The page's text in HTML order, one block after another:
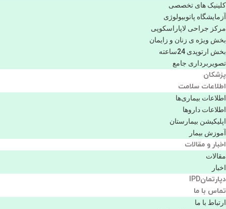
کلینیک های تخصصی
آزمایشگاه پاتوبیولوژی
مرکز جراحی لاپاراسکوپی
بخش ویژه ی زنان و زایمان
بخش ارتوپدی 24ساعته
تصویربرداری جامع
پزشكان
اطلاعات سلامت
اطلاعات بیماری‌ها
اطلاعات دارو‌ها
اپليكيشن بيمارستان
آموزش بیمار
اخبار و مقالات
مقالات
اخبار
دپارتمانIPD
تماس با ما
ارتباط با ما